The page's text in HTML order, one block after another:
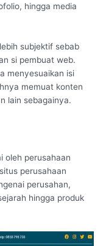
hingga media
subjektif sebab
si pembuat web.
menyesuaikan isi
memuat konten
lain sebagainya.
oleh perusahaan
perusahaan
perusahan,
hingga produk